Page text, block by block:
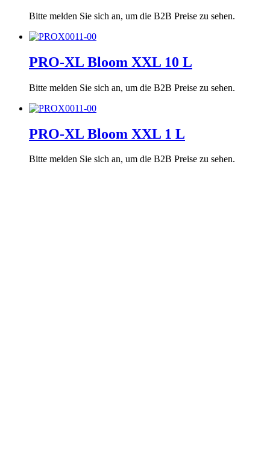
Bitte melden Sie sich an, um die B2B Preise zu sehen.
PRO-XL Bloom XXL 10 L
Bitte melden Sie sich an, um die B2B Preise zu sehen.
PRO-XL Bloom XXL 1 L
Bitte melden Sie sich an, um die B2B Preise zu sehen.